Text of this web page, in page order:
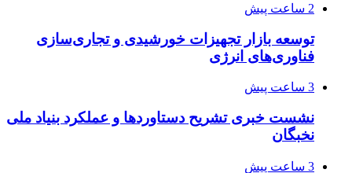
2 ساعت پیش
توسعه بازار تجهیزات خورشیدی و تجاری‌سازی
فناوری‌های انرژی
3 ساعت پیش
نشست خبری تشریح دستاوردها و عملکرد بنیاد ملی
نخبگان
3 ساعت پیش